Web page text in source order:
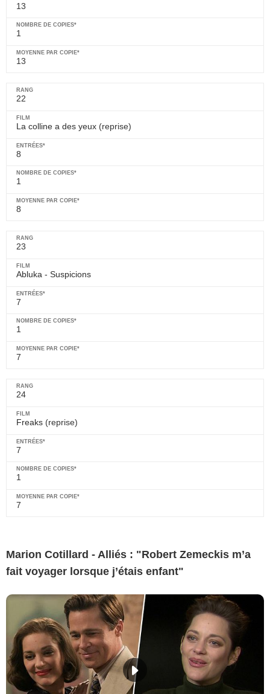
13
1
13
22
La colline a des yeux (reprise)
8
1
8
23
Abluka - Suspicions
7
1
7
24
Freaks (reprise)
7
1
7
Marion Cotillard - Alliés : "Robert Zemeckis m’a
fait voyager lorsque j’étais enfant"